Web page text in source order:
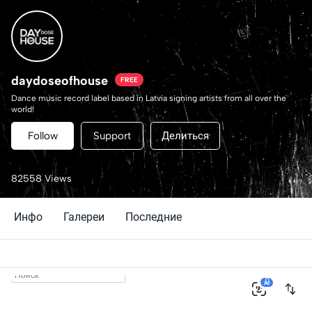
daydoseofhouse FREE
Dance music record label based in Latvia signing artists from all over the
world!
Follow Support Делиться
82558 Views
Инфо Галереи Последние
0
AI